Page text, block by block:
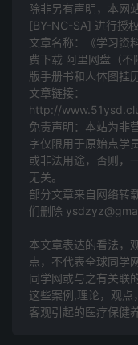
16GB32GB/
版手册书和人体图
★原始点2020-
(送原版手册书) 安
MP3 PDF
58元包邮 一次10
新疆西藏青海边
html
苹果手机 需另加
除非另有声明，本网
[BY-NC-SA] 进行授权
文章名称：《学习资
费下载 阿里网盘（
版手册书和人体图挂
文章链接：
http://
免责声明：本站为非
字仅限用于原始点学
或非法用途，否则，
无关。
部分文章来自网络转
们删除
本文章表达的看法，
点，不代表全球同学
同学网或与之有关联
这些案例,理论，观点
客观引起的医疗保健